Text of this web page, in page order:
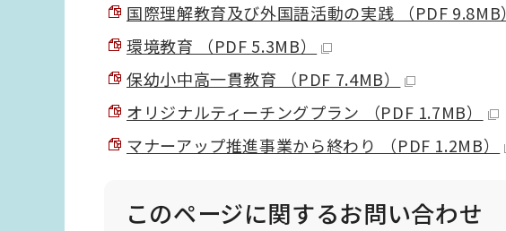
国際理解教育及び外国語活動の実践 （PDF 9.8MB）
環境教育 （PDF 5.3MB）
保幼小中高一貫教育 （PDF 7.4MB）
オリジナルティーチングプラン （PDF 1.7MB）
マナーアップ推進事業から終わり （PDF 1.2MB）
このページに関するお問い合わせ